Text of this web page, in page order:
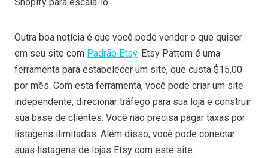
Outra boa notícia é que você pode vender o que quiser
em seu site com Padrão Etsy. Etsy Pattern é uma
ferramenta para estabelecer um site, que custa $15,00
por mês. Com esta ferramenta, você pode criar um site
independente, direcionar tráfego para sua loja e construir
sua base de clientes. Você não precisa pagar taxas por
listagens ilimitadas. Além disso, você pode conectar
suas listagens de lojas Etsy com este site.